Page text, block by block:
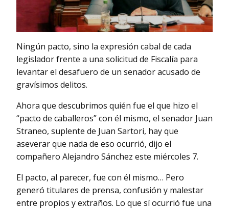
Ningún pacto, sino la expresión cabal de cada
legislador frente a una solicitud de Fiscalía para
levantar el desafuero de un senador acusado de
gravísimos delitos.
Ahora que descubrimos quién fue el que hizo el
“pacto de caballeros” con él mismo, el senador Juan
Straneo, suplente de Juan Sartori, hay que
aseverar que nada de eso ocurrió, dijo el
compañero Alejandro Sánchez este miércoles 7.
El pacto, al parecer, fue con él mismo… Pero
generó titulares de prensa, confusión y malestar
entre propios y extraños. Lo que sí ocurrió fue una